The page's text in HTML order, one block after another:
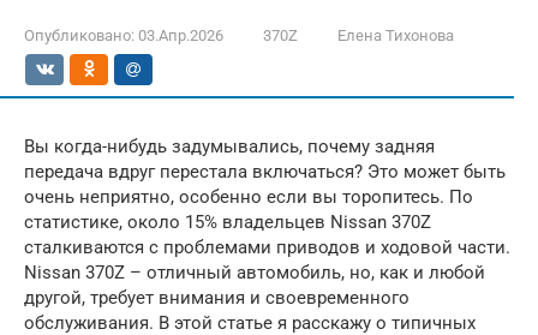
Опубликовано: 03.Апр.2026 370Z Елена Тихонова
Вы когда-нибудь задумывались, почему задняя
передача вдруг перестала включаться? Это может быть
очень неприятно, особенно если вы торопитесь. По
статистике, около 15% владельцев Nissan 370Z
сталкиваются с проблемами приводов и ходовой части.
Nissan 370Z – отличный автомобиль, но, как и любой
другой, требует внимания и своевременного
обслуживания. В этой статье я расскажу о типичных